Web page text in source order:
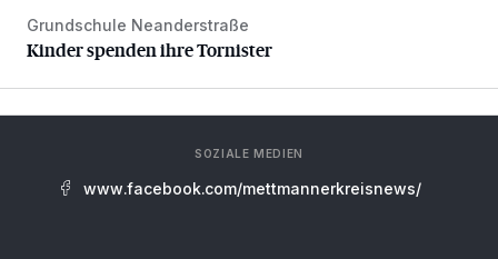
Kinder spenden ihre Tornister
Grundschule Neanderstraße
Kinder spenden ihre Tornister
SOZIALE MEDIEN
www.facebook.com/mettmannerkreisnews/